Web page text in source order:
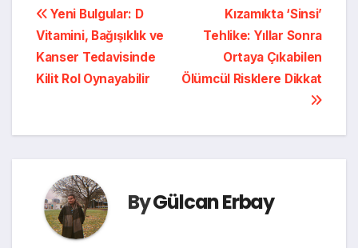
Yazı
gezinmesi
Kızamıkta ‘Sinsi’
Tehlike: Yıllar Sonra
Ortaya Çıkabilen
Ölümcül Risklere Dikkat
Yeni Bulgular: D
Vitamini, Bağışıklık ve
Kanser Tedavisinde
Kilit Rol Oynayabilir
ByGülcan Erbay